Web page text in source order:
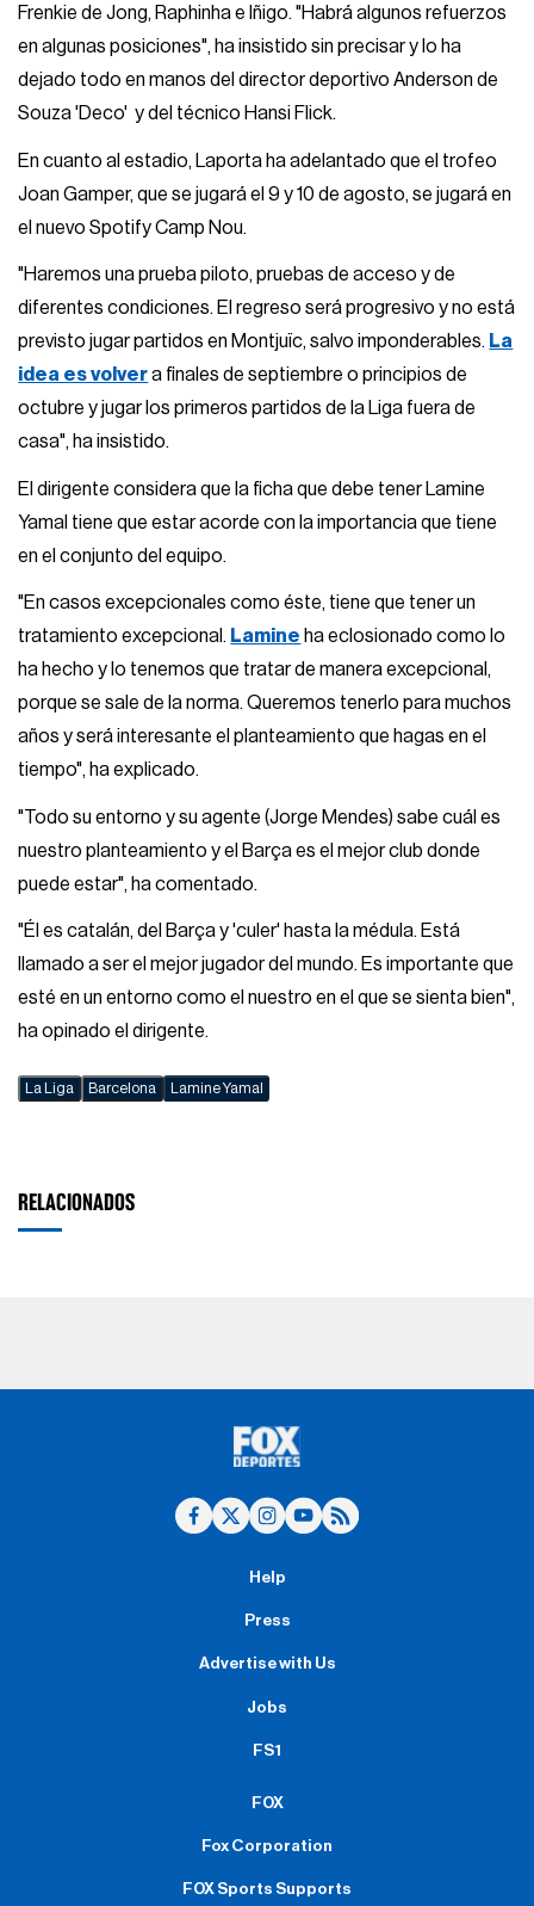
Frenkie de Jong, Raphinha e Iñigo. "Habrá algunos refuerzos
en algunas posiciones", ha insistido sin precisar y lo ha
dejado todo en manos del director deportivo Anderson de
Souza 'Deco' y del técnico Hansi Flick.
En cuanto al estadio, Laporta ha adelantado que el trofeo
Joan Gamper, que se jugará el 9 y 10 de agosto, se jugará en
el nuevo Spotify Camp Nou.
"Haremos una prueba piloto, pruebas de acceso y de
diferentes condiciones. El regreso será progresivo y no está
previsto jugar partidos en Montjuïc, salvo imponderables. La
idea es volvera finales de septiembre o principios de
octubre y jugar los primeros partidos de la Liga fuera de
casa", ha insistido.
El dirigente considera que la ficha que debe tener Lamine
Yamal tiene que estar acorde con la importancia que tiene
en el conjunto del equipo.
"En casos excepcionales como éste, tiene que tener un
tratamiento excepcional. Lamine ha eclosionado como lo
ha hecho y lo tenemos que tratar de manera excepcional,
porque se sale de la norma. Queremos tenerlo para muchos
años y será interesante el planteamiento que hagas en el
tiempo", ha explicado.
"Todo su entorno y su agente (Jorge Mendes) sabe cuál es
nuestro planteamiento y el Barça es el mejor club donde
puede estar", ha comentado.
"Él es catalán, del Barça y 'culer' hasta la médula. Está
llamado a ser el mejor jugador del mundo. Es importante que
esté en un entorno como el nuestro en el que se sienta bien",
ha opinado el dirigente.
La Liga Barcelona Lamine Yamal
RELACIONADOS
Help
Press
Advertise with Us
Jobs
FS1
FOX
Fox Corporation
FOX Sports Supports